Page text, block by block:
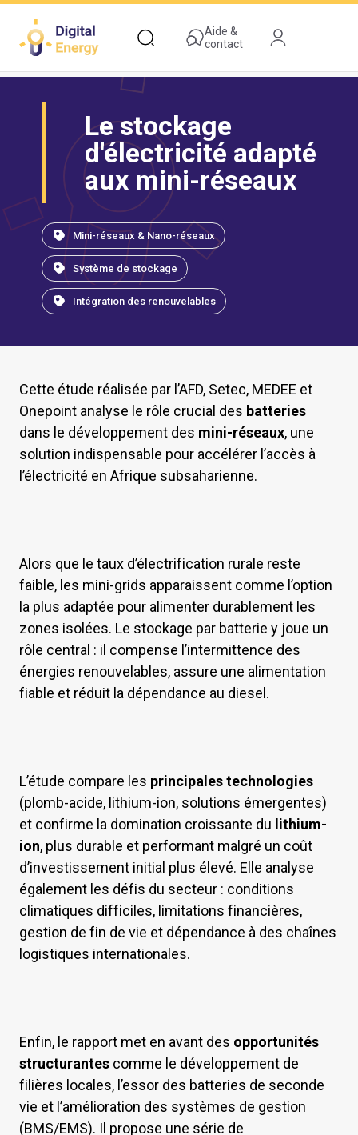
contenu
principal
Aide &
contact
Le stockage
d'électricité adapté
aux mini-réseaux
Mini-réseaux & Nano-réseaux
Système de stockage
Intégration des renouvelables
Cette étude réalisée par l’AFD, Setec, MEDEE et
Onepoint analyse le rôle crucial des batteries
dans le développement des mini-réseaux, une
solution indispensable pour accélérer l’accès à
l’électricité en Afrique subsaharienne.
Alors que le taux d’électrification rurale reste
faible, les mini-grids apparaissent comme l’option
la plus adaptée pour alimenter durablement les
zones isolées. Le stockage par batterie y joue un
rôle central : il compense l’intermittence des
énergies renouvelables, assure une alimentation
fiable et réduit la dépendance au diesel.
L’étude compare les principales technologies
(plomb-acide, lithium-ion, solutions émergentes)
et confirme la domination croissante du lithium-
ion, plus durable et performant malgré un coût
d’investissement initial plus élevé. Elle analyse
également les défis du secteur : conditions
climatiques difficiles, limitations financières,
gestion de fin de vie et dépendance à des chaînes
logistiques internationales.
Enfin, le rapport met en avant des opportunités
structurantes comme le développement de
filières locales, l’essor des batteries de seconde
vie et l’amélioration des systèmes de gestion
(BMS/EMS). Il propose une série de